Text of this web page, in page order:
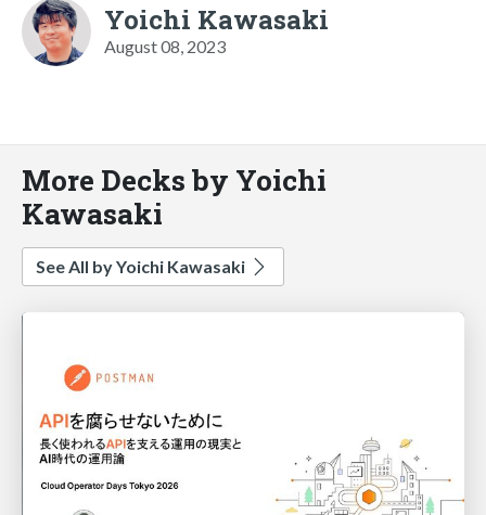
Yoichi Kawasaki
August 08, 2023
More Decks by Yoichi
Kawasaki
See All by Yoichi Kawasaki